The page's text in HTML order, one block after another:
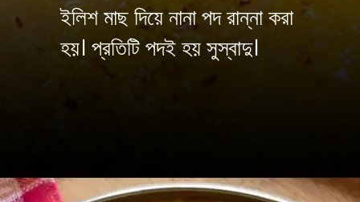
ইলিশ মাছ দিয়ে নানা পদ রান্না করা
হয়। প্রতিটি পদই হয় সুস্বাদু।